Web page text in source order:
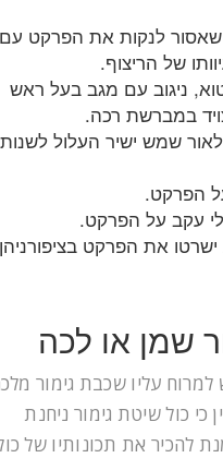
לנקות את הפרקט עם
של הריצוף.
ניגוב עם מגב בעל ראש
במברשת רכה.
שמש ישיר העלול לשנות
הפרקט.
עקב על הפרקט.
את הפרקט
שמן או לכה
עליו שכבת גימור
כי כול שיטת גימור ניחנת
להכיר את תכונותיו של